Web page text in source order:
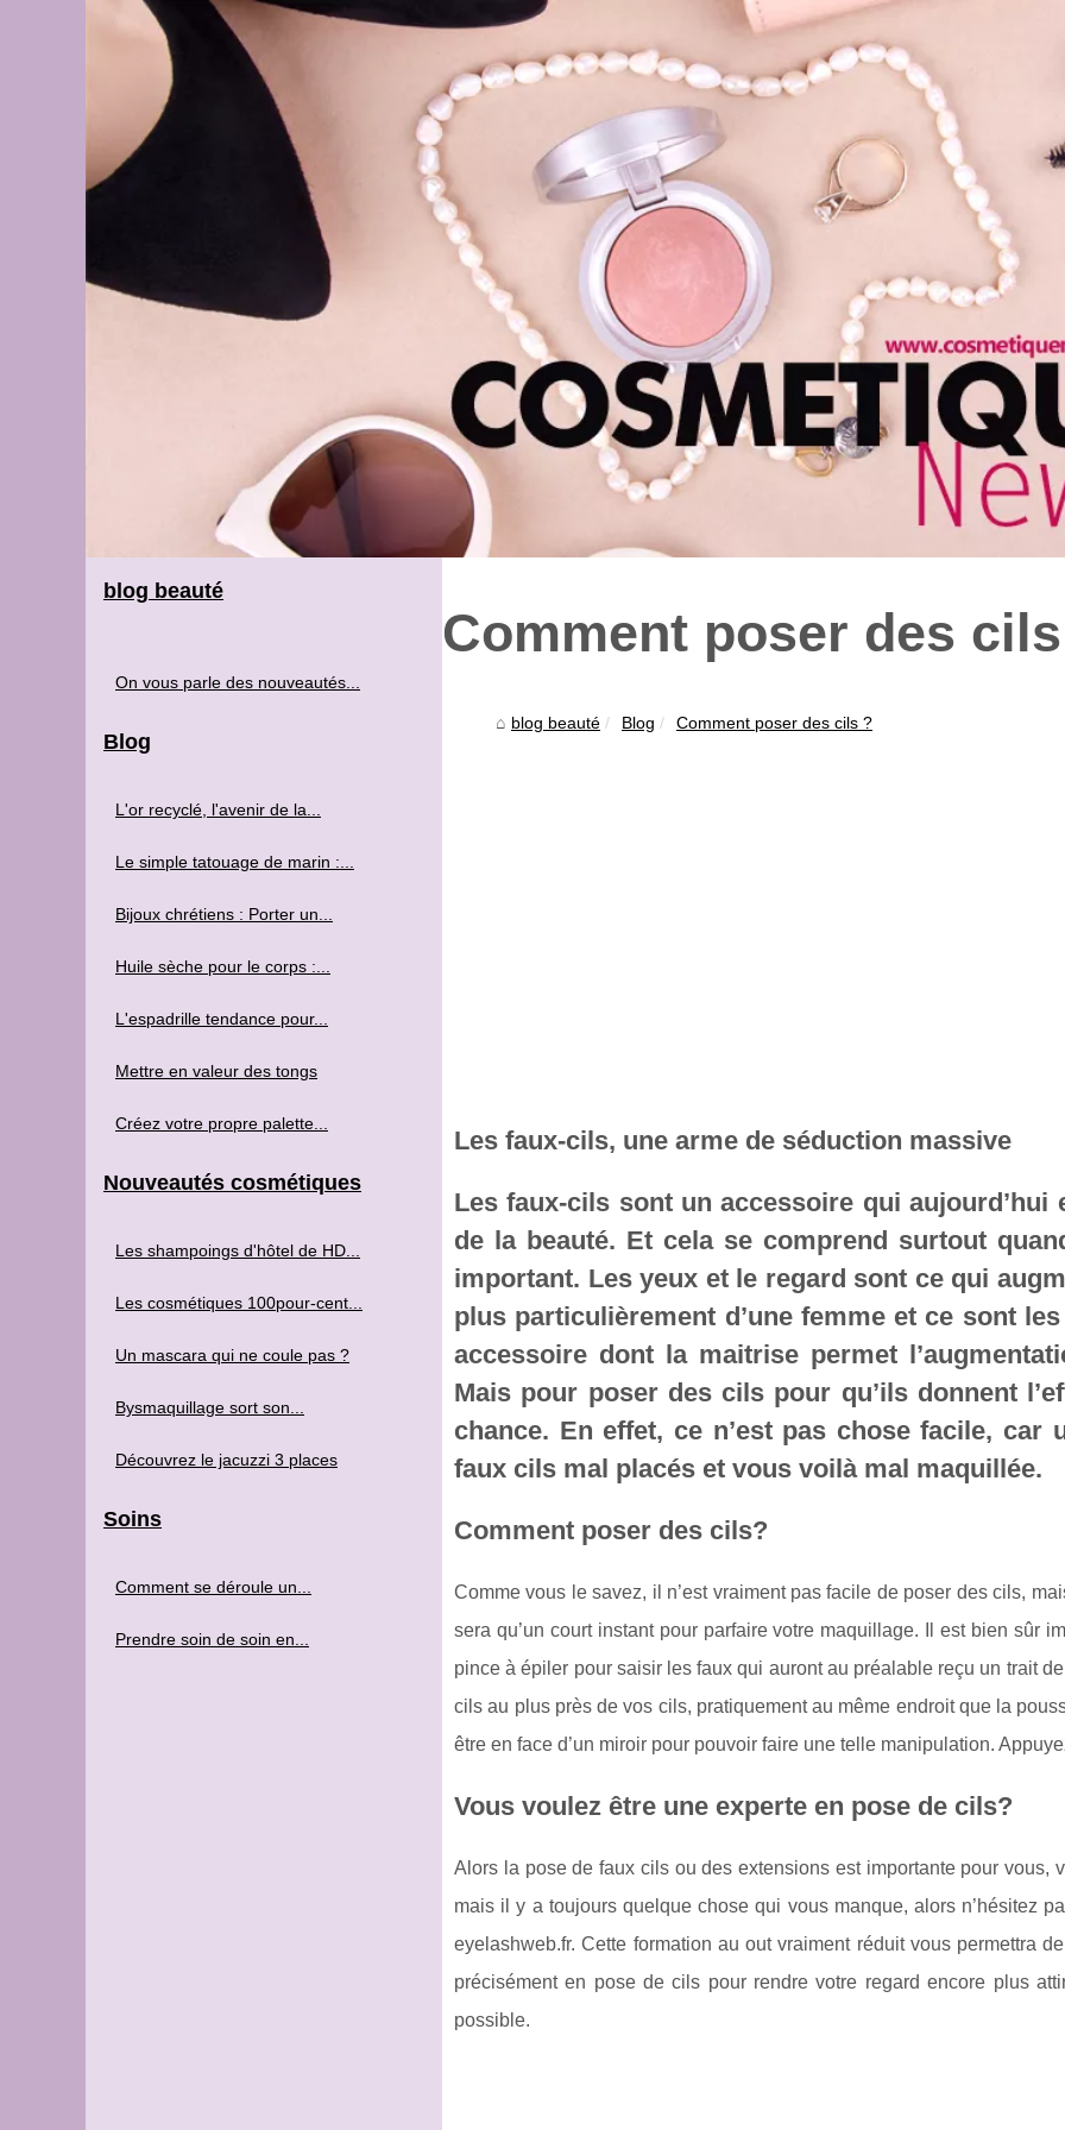
Comment poser des
blog beauté Blog Comment poser des cils ?
Les faux-cils, une arme de séduction massive
Les faux-cils sont un accessoire qui
de la beauté. Et cela se comprend surtout
important. Les yeux et le regard sont ce qui
plus particulièrement d’une femme et ce sont
accessoire dont la maitrise permet
Mais pour poser des cils pour qu’ils donnent
chance. En effet, ce n’est pas chose facile,
faux cils mal placés et vous voilà mal maquillée.
Comment poser des cils?
Comme vous le savez, il n’est vraiment pas facile de poser des cils,
sera qu’un court instant pour parfaire votre maquillage. Il est bien sûr
pince à épiler pour saisir les faux qui auront au préalable reçu un trait
cils au plus près de vos cils, pratiquement au même endroit que la
être en face d’un miroir pour pouvoir faire une telle manipulation.
Vous voulez être une experte en pose de cils?
Alors la pose de faux cils ou des extensions est importante pour vous,
mais il y a toujours quelque chose qui vous manque, alors n’hésitez
eyelashweb.fr. Cette formation au out vraiment réduit vous permettra
précisément en pose de cils pour rendre votre regard encore plus
possible.
blog beauté
On vous parle des nouveautés...
Blog
L'or recyclé, l'avenir de la...
Le simple tatouage de marin :...
Bijoux chrétiens : Porter un...
Huile sèche pour le corps :...
L'espadrille tendance pour...
Mettre en valeur des tongs
Créez votre propre palette...
Nouveautés cosmétiques
Les shampoings d'hôtel de HD...
Les cosmétiques 100pour-cent...
Un mascara qui ne coule pas ?
Bysmaquillage sort son...
Découvrez le jacuzzi 3 places
Soins
Comment se déroule un...
Prendre soin de soin en...